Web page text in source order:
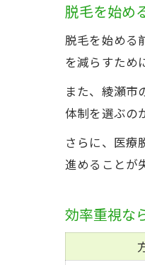
脱毛を始め
脱毛を始める
を減らすため
また、綾瀬市
体制を選ぶの
さらに、医療
進めることが
効率重視な